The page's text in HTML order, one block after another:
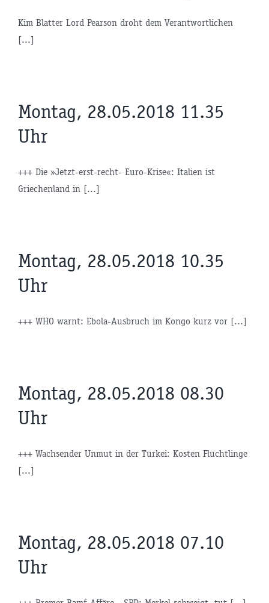
Kim Blatter Lord Pearson droht dem Verantwortlichen
[...]
Montag, 28.05.2018 11.35
Uhr
+++ Die »Jetzt-erst-recht- Euro-Krise«: Italien ist
Griechenland in [...]
Montag, 28.05.2018 10.35
Uhr
+++ WHO warnt: Ebola-Ausbruch im Kongo kurz vor [...]
Montag, 28.05.2018 08.30
Uhr
+++ Wachsender Unmut in der Türkei: Kosten Flüchtlinge
[...]
Montag, 28.05.2018 07.10
Uhr